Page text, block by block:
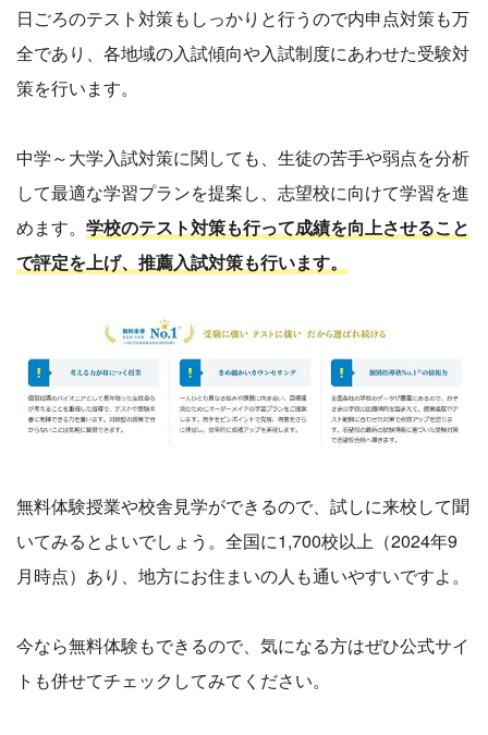
日ごろのテスト対策もしっかりと行うので内申点対策も万
全であり、各地域の入試傾向や入試制度にあわせた受験対
策を行います。
中学～大学入試対策に関しても、生徒の苦手や弱点を分析
して最適な学習プランを提案し、志望校に向けて学習を進
めます。 学校のテスト対策も行って成績を向上させること
で評定を上げ、推薦入試対策も行います。
無料体験授業や校舎見学ができるので、試しに来校して聞
いてみるとよいでしょう。全国に1,700校以上（2024年9
月時点）あり、地方にお住まいの人も通いやすいですよ。
今なら無料体験もできるので、気になる方はぜひ公式サイ
トも併せてチェックしてみてください。